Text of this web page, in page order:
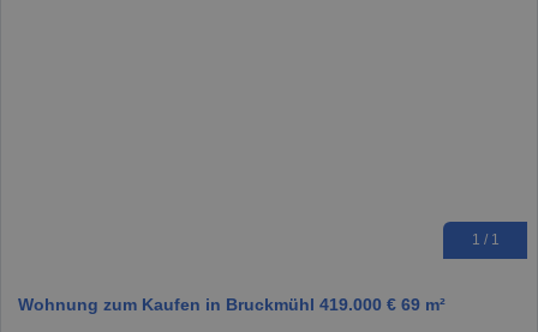
1 / 1
Wohnung zum Kaufen in Bruckmühl 419.000 € 69 m²